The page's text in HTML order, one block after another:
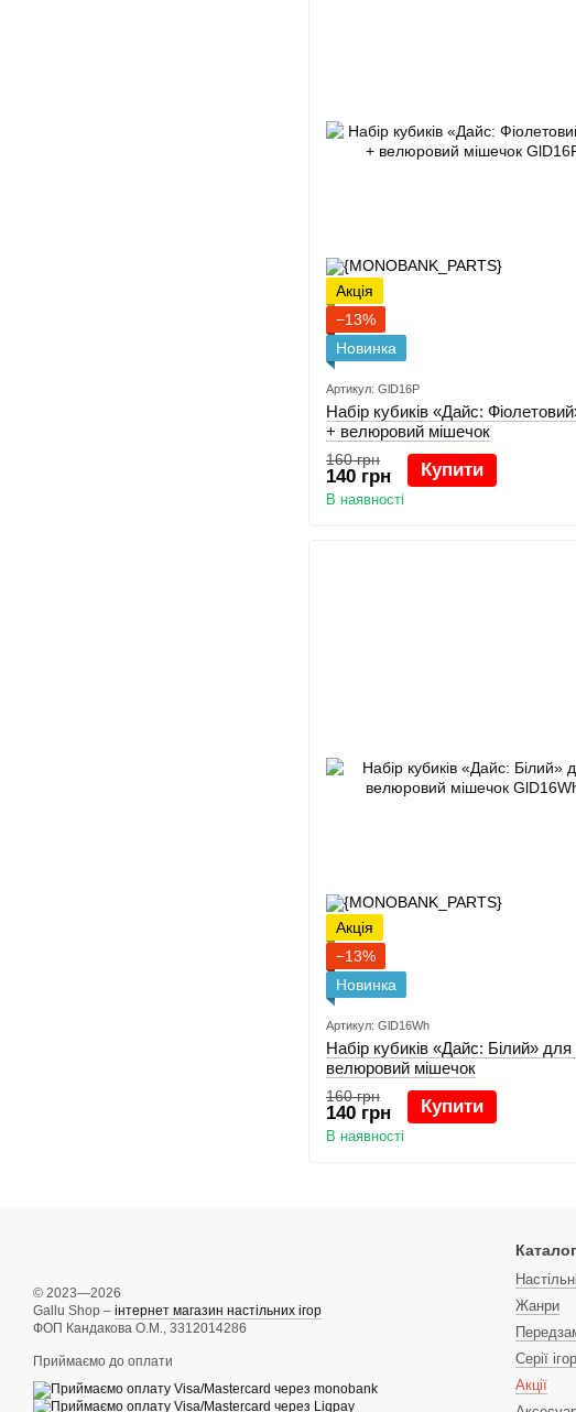
Акція
−13%
Новинка
Артикул: GlD16P
Набір кубиків «Дайс:
+ велюровий мішечок
160 грн
140 грн Купити
В наявності
Акція
−13%
Новинка
Артикул: GlD16Wh
Набір кубиків «Дайс: Білий»
велюровий мішечок
160 грн
140 грн Купити
В наявності
© 2023—2026
Gallu Shop – інтернет магазин настільних ігор
ФОП Кандакова О.М., 3312014286
Приймаємо до оплати
Каталог
Жанри
Серії ігор
Акції